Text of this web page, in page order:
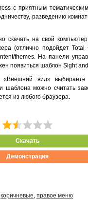
c приятным
разведению
скачать на свой
(отлично подойдет Total
themes. На панели
появиться шаблон Sight
вид»
шаблона можно считать
из любого браузера.
Скачать
Демонстрация
коричневые, правое меню